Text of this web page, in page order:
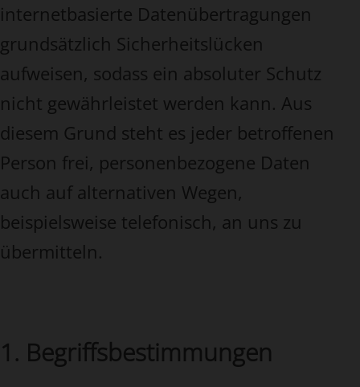
internetbasierte Datenübertragungen
grundsätzlich Sicherheitslücken
aufweisen, sodass ein absoluter Schutz
nicht gewährleistet werden kann. Aus
diesem Grund steht es jeder betroffenen
Person frei, personenbezogene Daten
auch auf alternativen Wegen,
beispielsweise telefonisch, an uns zu
übermitteln.
1. Begriffsbestimmungen